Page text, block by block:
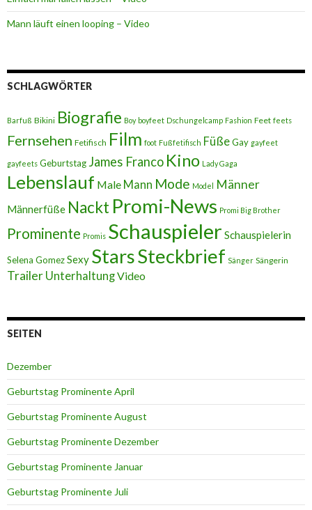
Mann läuft einen looping – Video
SCHLAGWÖRTER
Barfuß Bikini Biografie Boy boyfeet Dschungelcamp Fashion Feet feets
Fernsehen Fetifisch Film foot Fußfetifisch FüßeGay gayfeet
gayfeets Geburtstag James Franco Kino Lady Gaga
Lebenslauf Male Mann Mode Model Männer
Männerfüße Nackt Promi-News Promi Big Brother
Prominente Promis Schauspieler Schauspielerin
Selena GomezSexy StarsSteckbrief Sänger Sängerin
Trailer UnterhaltungVideo
SEITEN
Dezember
Geburtstag Prominente April
Geburtstag Prominente August
Geburtstag Prominente Dezember
Geburtstag Prominente Januar
Geburtstag Prominente Juli